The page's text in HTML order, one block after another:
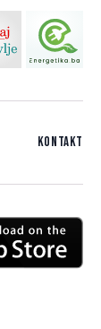
Kontakt